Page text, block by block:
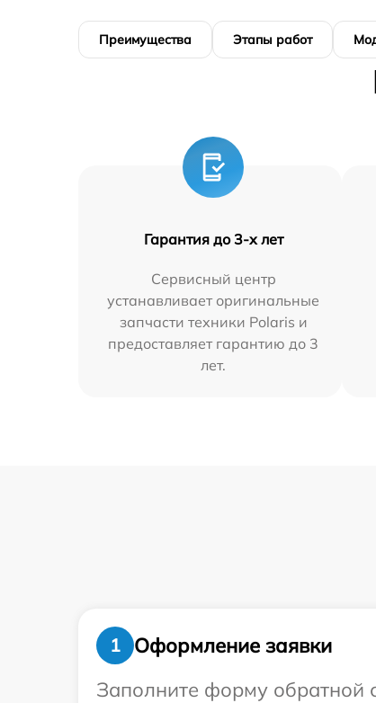
Преимущества Этапы работ
Гарантия до 3-х лет
Сервисный центр
устанавливает оригинальные
запчасти техники Polaris и
предоставляет гарантию до 3
лет.
1
Оформление заявки
Заполните форму обратной